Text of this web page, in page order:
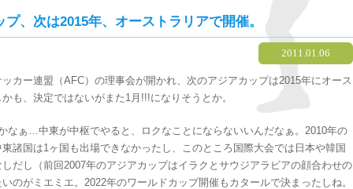
、次は2015年、オーストラリアで開催。
2011.01.06
カー連盟（AFC）の理事会が開かれ、次のアジアカップは2015年にオース
も、決定ではないがまた1月!!!になりそうとか。
なぁ…中東が中枢でやると、ロクなことにならないいんだなぁ。2010年の
諸国は1ヶ国も出場できなかったし、このところ国際大会では日本や韓国
だし（前回2007年のアジアカップはイラクとサウジアラビアの顔合わせの
のがミエミエ。2022年のワールドカップ開催もカタールで決まったしね。